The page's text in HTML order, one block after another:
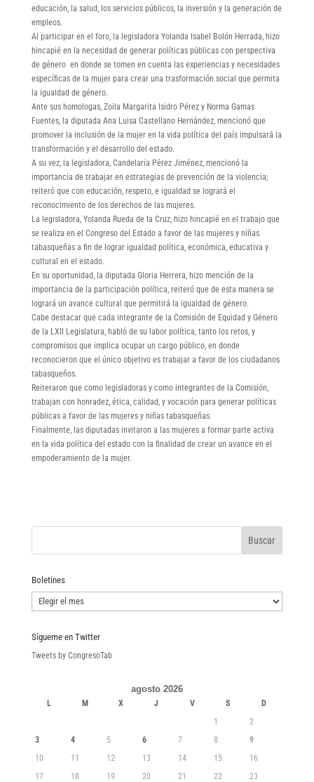
educación, la salud, los servicios públicos, la inversión y la generación de
empleos.
Al participar en el foro, la legisladora Yolanda Isabel Bolón Herrada, hizo
hincapié en la necesidad de generar políticas públicas con perspectiva
de género en donde se tomen en cuenta las experiencias y necesidades
específicas de la mujer para crear una trasformación social que permita
la igualdad de género.
Ante sus homologas, Zoila Margarita Isidro Pérez y Norma Gamas
Fuentes, la diputada Ana Luisa Castellano Hernández, mencionó que
promover la inclusión de la mujer en la vida política del país impulsará la
transformación y el desarrollo del estado.
A su vez, la legisladora, Candelaria Pérez Jiménez, mencionó la
importancia de trabajar en estrategias de prevención de la violencia;
reiteró que con educación, respeto, e igualdad se logrará el
reconocimiento de los derechos de las mujeres.
La legisladora, Yolanda Rueda de la Cruz, hizo hincapié en el trabajo que
se realiza en el Congreso del Estado a favor de las mujeres y niñas
tabasqueñas a fin de lograr igualdad política, económica, educativa y
cultural en el estado.
En su oportunidad, la diputada Gloria Herrera, hizo mención de la
importancia de la participación política, reiteró que de esta manera se
logrará un avance cultural que permitirá la igualdad de género.
Cabe destacar que cada integrante de la Comisión de Equidad y Género
de la LXII Legislatura, habló de su labor política, tanto los retos, y
compromisos que implica ocupar un cargo público, en donde
reconocieron que el único objetivo es trabajar a favor de los ciudadanos
tabasqueños.
Reiteraron que como legisladoras y como integrantes de la Comisión,
trabajan con honradez, ética, calidad, y vocación para generar políticas
públicas a favor de las mujeres y niñas tabasqueñas.
Finalmente, las diputadas invitaron a las mujeres a formar parte activa
en la vida política del estado con la finalidad de crear un avance en el
empoderamiento de la mujer.
Boletines
Boletines
Sígueme en Twitter
Tweets by CongresoTab
agosto 2026
L M X J V S
D
1
2
3
4 5 6 7 8
9
10
11 12 13 14 15
16
17
18 19 20 21 22
23